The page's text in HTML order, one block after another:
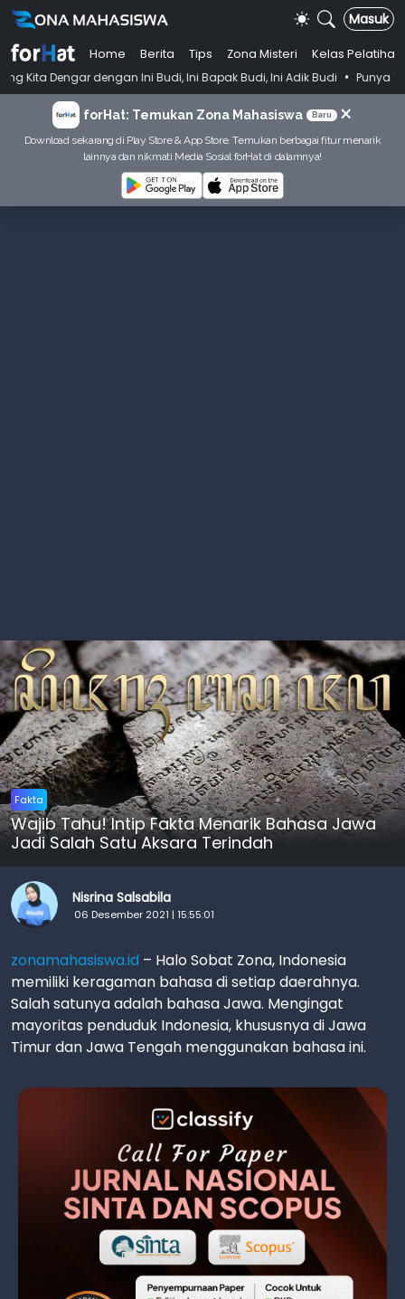
Masuk
Home Berita Tips Zona Misteri
Kelas Pelatihan
Ini Budi, Ini Bapak Budi, Ini Adik Budi • Punya Tujuan Dekatkan
forHat: Temukan Zona Mahasiswa Baru ×
Download sekarang di Play Store & App Store. Temukan berbagai fitur menarik
lainnya dan nikmati Media Sosial forHat di dalamnya!
Fakta
Wajib Tahu! Intip Fakta Menarik Bahasa Jawa
Jadi Salah Satu Aksara Terindah
Nisrina Salsabila
06 Desember 2021 | 15:55:01
zonamahasiswa.id – Halo Sobat Zona, Indonesia
memiliki keragaman bahasa di setiap daerahnya.
Salah satunya adalah bahasa Jawa. Mengingat
mayoritas penduduk Indonesia, khususnya di Jawa
Timur dan Jawa Tengah menggunakan bahasa ini.